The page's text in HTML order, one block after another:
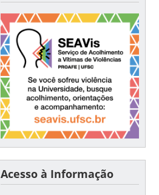
Acesso à Informação